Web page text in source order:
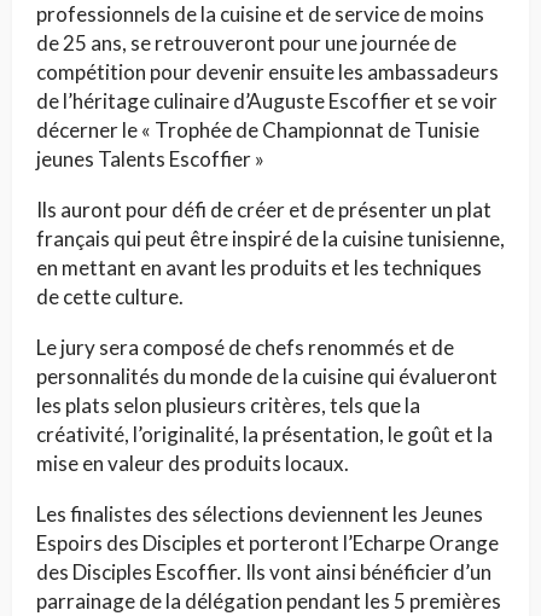
professionnels de la cuisine et de service de moins
de 25 ans, se retrouveront pour une journée de
compétition pour devenir ensuite les ambassadeurs
de l’héritage culinaire d’Auguste Escoffier et se voir
décerner le « Trophée de Championnat de Tunisie
jeunes Talents Escoffier »
Ils auront pour défi de créer et de présenter un plat
français qui peut être inspiré de la cuisine tunisienne,
en mettant en avant les produits et les techniques
de cette culture.
Le jury sera composé de chefs renommés et de
personnalités du monde de la cuisine qui évalueront
les plats selon plusieurs critères, tels que la
créativité, l’originalité, la présentation, le goût et la
mise en valeur des produits locaux.
Les finalistes des sélections deviennent les Jeunes
Espoirs des Disciples et porteront l’Echarpe Orange
des Disciples Escoffier. Ils vont ainsi bénéficier d’un
parrainage de la délégation pendant les 5 premières